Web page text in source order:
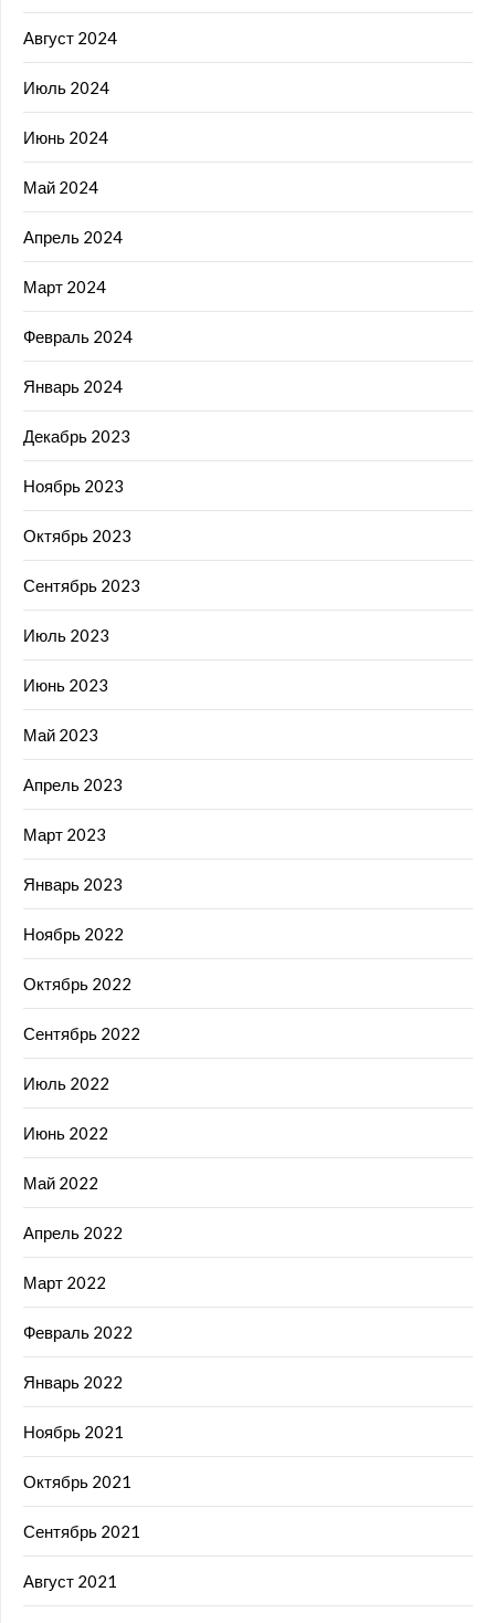
Август 2024
Июль 2024
Июнь 2024
Май 2024
Апрель 2024
Март 2024
Февраль 2024
Январь 2024
Декабрь 2023
Ноябрь 2023
Октябрь 2023
Сентябрь 2023
Июль 2023
Июнь 2023
Май 2023
Апрель 2023
Март 2023
Январь 2023
Ноябрь 2022
Октябрь 2022
Сентябрь 2022
Июль 2022
Июнь 2022
Май 2022
Апрель 2022
Март 2022
Февраль 2022
Январь 2022
Ноябрь 2021
Октябрь 2021
Сентябрь 2021
Август 2021